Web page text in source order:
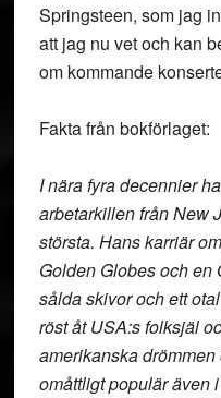
Springsteen, som jag
att jag nu vet och kan
om kommande
Fakta från bokförlaget:
I nära fyra decennier
arbetarkillen från New
största. Hans karriär
Golden Globes och en
sålda skivor och ett
röst åt USA:s folksjäl
amerikanska
omåttligt populär även